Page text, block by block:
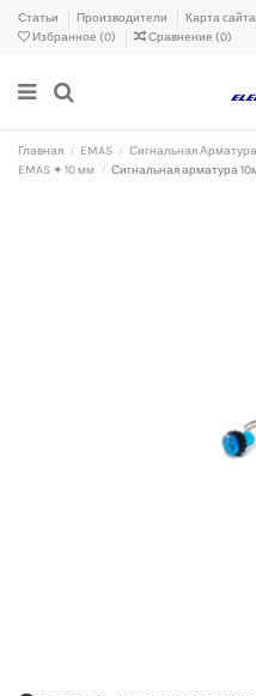
Статьи Производители
Карта сайта
Избранное (0) Сравнение (0)
Главная EMAS Сигнальная
EMAS ✦ 10 мм
Сигнальная арматура